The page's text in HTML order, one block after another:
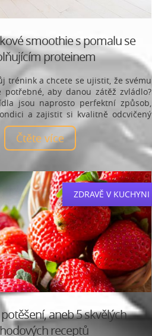
smoothie s pomalu se
proteinem
trénink a chcete se ujistit, že svému
potřebné, aby danou zátěž zvládlo?
jsou naprosto perfektní způsob,
a zajistit si kvalitně odcvičený
Čtěte více
ZDRAVĚ V KUCHYNI
aneb 5 skvělých
receptů